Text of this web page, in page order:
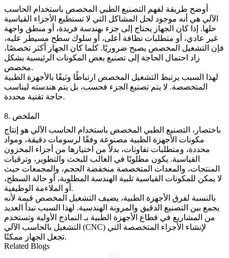
أوضح طريقة لفهم التصنيع الطبي المخصص باستخدام الحاسب
الآلي هي أنه موجود لحل المشاكل التي لا تستطيع الأجزاء القياسية
حلها. إذا كان الجهاز يحتاج إلى جزء بهندسة فريدة، أو منطق واجهة
غير عادي، أو متطلبات نظافة أعلى، أو سلوك سطح مسيطر عليه،
فإن التشغيل المخصص يصبح ضروريًا. كلما كان الجهاز أكثر تخصصًا،
زاد احتمال الحاجة إلى تصنيع بعض المكونات الرئيسية بشكل
مخصص.
لهذا السبب يرتبط التشغيل المخصص ارتباطًا وثيقًا بالأجهزة الطبية
المتخصصة. لا يتم تصنيع الجزء فحسب، بل يتم هندسته ليناسب
حاجة تقنية محددة.
8. الملخص
باختصار، التصنيع الطبي المخصص باستخدام الحاسب الآلي هو إنتاج
مكونات الأجهزة الطبية مصنوعة وفقًا لرسومات دقيقة، ومواد
محددة، ومتطلبات تفاوتات، بدلاً من اختيارها من أجزاء المخزون
القياسية. يكون مطلوبًا في الغالب للبحث والتطوير، وترقيات
المنتجات، والمعدات المتخصصة منخفضة الحجم، والمجمعات حيث
لا يمكن للمكونات القياسية تلبية الهندسة المطلوبة، أو حالة السطح،
أو الملاءمة الوظيفية.
بالنسبة لفرق الأجهزة الطبية، يضيف التشغيل المخصص قيمة لأنه
يجمع بين التصنيع الدقيق والمرونة الهندسية. لهذا السبب تبدأ العديد
من المشاريع في قطاع الأجهزة الطبية بـ النماذج الأولية وتستخدم
التشغيل بالحاسب الآلي (CNC)
تجعل الجهاز ممكنًا.
Related Blogs